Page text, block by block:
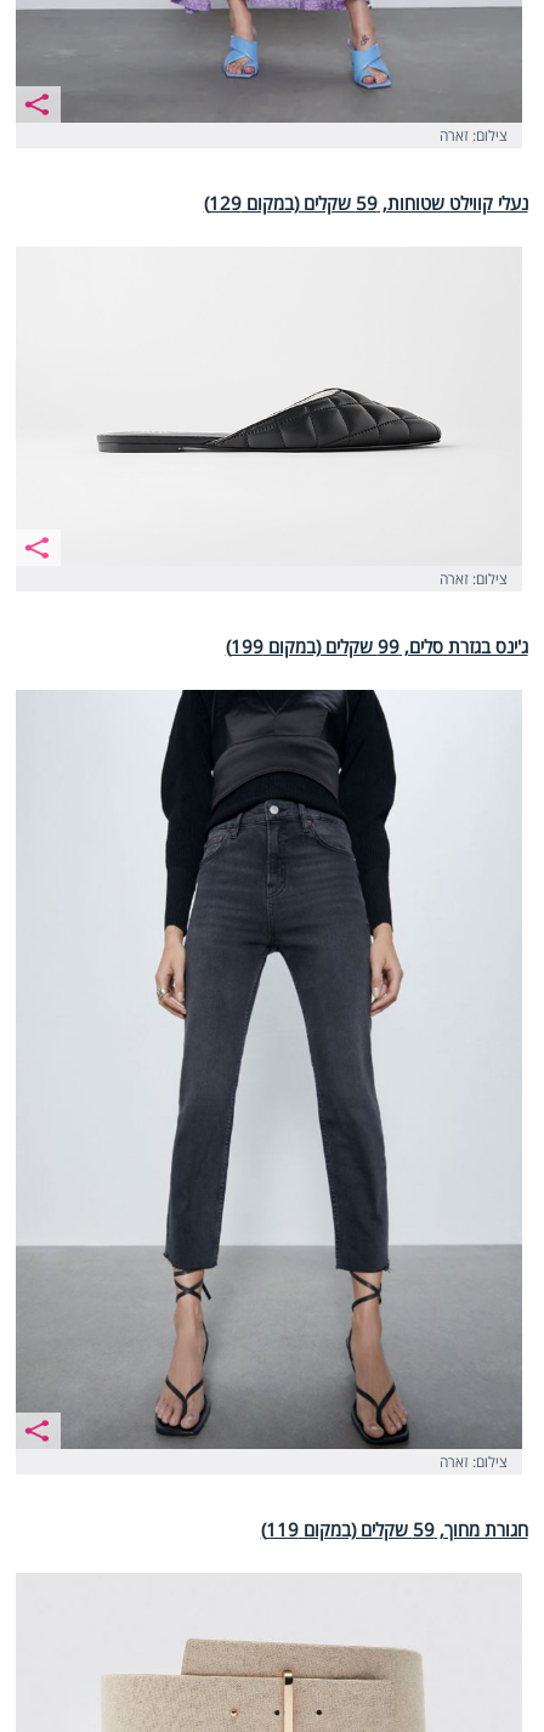
צילום: זארה
נעלי קווילט שטוחות, 59 שקלים (במקום 129)
צילום: זארה
ג'ינס בגזרת סלים, 99 שקלים (במקום 199)
צילום: זארה
חגורת מחוך, 59 שקלים (במקום 119)